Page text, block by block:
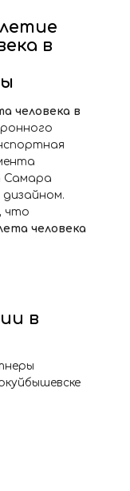
в
человека в
Самара
что
человека
в